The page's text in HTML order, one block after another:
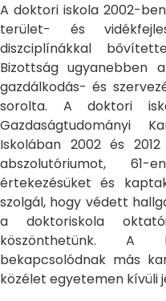
A doktori iskola 2002-
terület- és
diszciplínákkal
Bizottság
gazdálkodás- és
sorolta. A doktori
Gazdaságtudományi
Iskolában 2002 és
abszolutóriumot,
értekezésüket és
szolgál, hogy védett
a doktoriskola
köszönthetünk. A
bekapcsolódnak más
közélet egyetemen kívüli